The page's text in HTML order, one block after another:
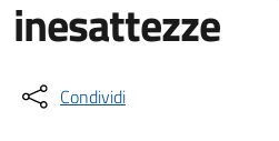
inesattezze
Condividi